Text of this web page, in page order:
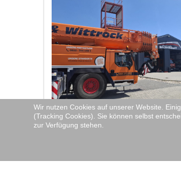
Wir nutzen Cookies auf unserer Website.
(Tracking Cookies). Sie können selbst
zur Verfügung stehen.